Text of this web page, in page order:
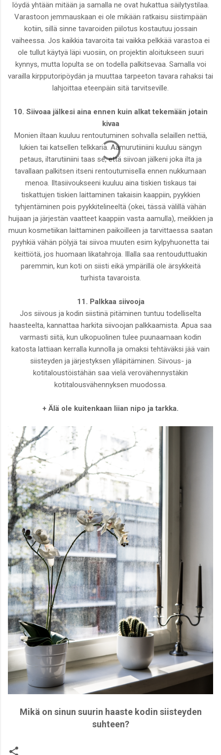
löydä yhtään mitään ja samalla ne ovat hukattua säilytystilaa.
Varastoon jemmauskaan ei ole mikään ratkaisu siistimpään
kotiin, sillä sinne tavaroiden piilotus kostautuu jossain
vaiheessa. Jos kaikkia tavaroita tai vaikka pelkkää varastoa ei
ole tullut käytyä läpi vuosiin, on projektin aloitukseen suuri
kynnys, mutta lopulta se on todella palkitsevaa. Samalla voi
varailla kirpputoripöydän ja muuttaa tarpeeton tavara rahaksi tai
lahjoittaa eteenpäin sitä tarvitseville.
10. Siivoaa jälkesi aina ennen kuin alkat tekemään jotain
kivaa
Monien iltaan kuuluu rentoutuminen sohvalla selaillen nettiä,
lukien tai katsellen telkkaria. Aamurutiiniini kuuluu sängyn
petaus, iltarutiiniini taas se, että siivoan jälkeni joka ilta ja
tavallaan palkitsen itseni rentoutumisella ennen nukkumaan
menoa. Iltasiivoukseeni kuuluu aina tiskien tiskaus tai
tiskattujen tiskien laittaminen takaisin kaappiin, pyykkien
tyhjentäminen pois pyykkitelineeltä (okei, tässä välillä vähän
huijaan ja järjestän vaatteet kaappiin vasta aamulla), meikkien ja
muun kosmetiikan laittaminen paikoilleen ja tarvittaessa saatan
pyyhkiä vähän pölyjä tai siivoa muuten esim kylpyhuonetta tai
keittiötä, jos huomaan likatahroja. Illalla saa rentouduttuakin
paremmin, kun koti on siisti eikä ympärillä ole ärsykkeitä
turhista tavaroista.
11. Palkkaa siivooja
Jos siivous ja kodin siistinä pitäminen tuntuu todelliselta
haasteelta, kannattaa harkita siivoojan palkkaamista. Apua saa
varmasti siitä, kun ulkopuolinen tulee puunaamaan kodin
katosta lattiaan kerralla kunnolla ja omaksi tehtäväksi jää vain
siisteyden ja järjestyksen ylläpitäminen. Siivous- ja
kotitaloustöistähän saa vielä verovähennystäkin
kotitalousvähennyksen muodossa.
+ Älä ole kuitenkaan liian nipo ja tarkka.
Mikä on sinun suurin haaste kodin siisteyden
suhteen?